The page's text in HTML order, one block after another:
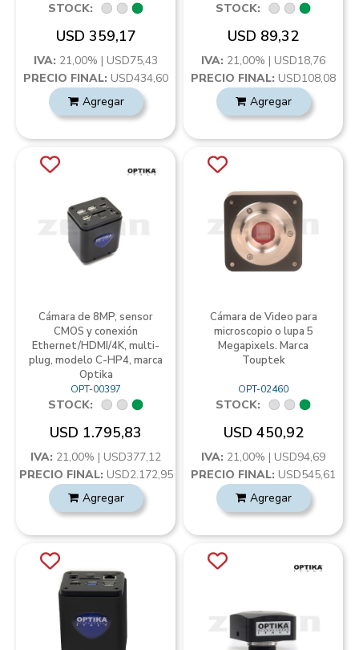
STOCK:
USD 359,17
IVA: 21,00% | USD75,43
PRECIO FINAL: USD434,60
Agregar
STOCK:
USD 89,32
IVA: 21,00% | USD18,76
PRECIO FINAL: USD108,08
Agregar
Cámara de 8MP, sensor
CMOS y conexión
Ethernet/HDMI/4K, multi-
plug, modelo C-HP4, marca
Optika
OPT-00397
STOCK:
USD 1.795,83
IVA: 21,00% | USD377,12
PRECIO FINAL: USD2.172,95
Agregar
Cámara de Video para
microscopio o lupa 5
Megapixels. Marca
Touptek
OPT-02460
STOCK:
USD 450,92
IVA: 21,00% | USD94,69
PRECIO FINAL: USD545,61
Agregar